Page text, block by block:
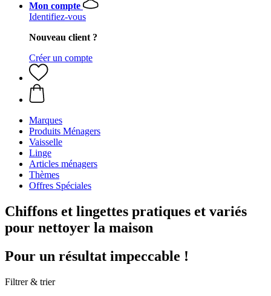
Mon compte
Identifiez-vous
Nouveau client ?
Créer un compte
Marques
Produits Ménagers
Vaisselle
Linge
Articles ménagers
Thèmes
Offres Spéciales
Chiffons et lingettes pratiques et variés
pour nettoyer la maison
Pour un résultat impeccable !
Filtrer & trier